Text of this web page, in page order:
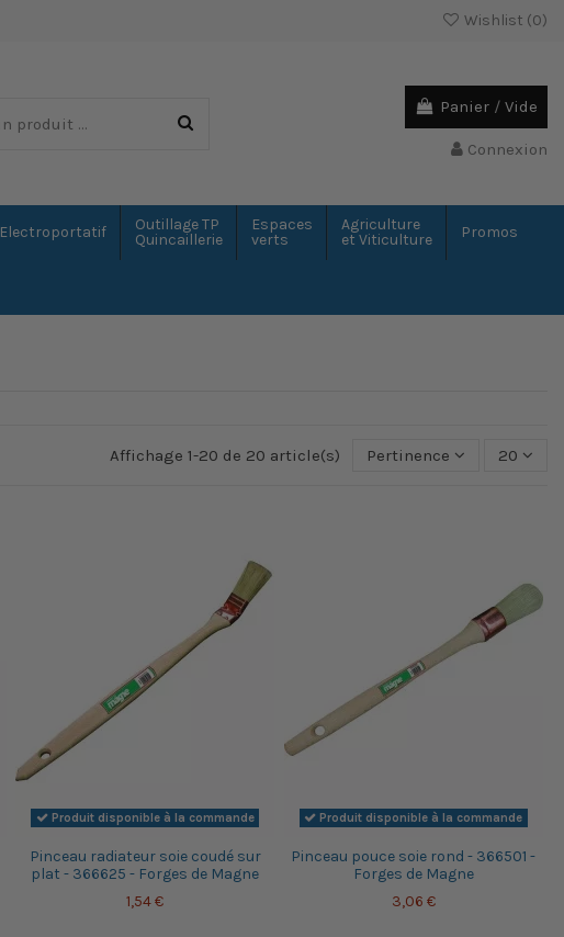
Wishlist (0)
Panier / Vide
Connexion
Electroportatif
Outillage TP
Quincaillerie
Espaces
verts
Agriculture
et Viticulture
Promos
Affichage 1-20 de 20 article(s) Pertinence 20
Produit disponible à la commande
Pinceau radiateur soie coudé sur
plat - 366625 - Forges de Magne
1,54 €
Produit disponible à la commande
Pinceau pouce soie rond - 366501 -
Forges de Magne
3,06 €